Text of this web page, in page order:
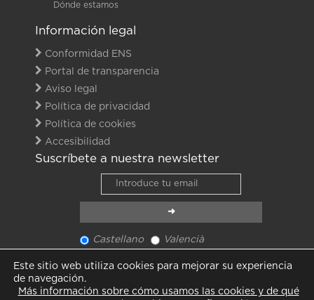
Dónde estamos
Información legal
Conformidad ENS
Portal de transparencia
Aviso legal
Política de privacidad
Política de cookies
Accesibilidad
Suscríbete a nuestra newsletter
Castellano Valencià
Ver último newsletter
Este sitio web utiliza cookies para mejorar su experiencia
de navegación.
Más información sobre cómo usamos las cookies y de qué